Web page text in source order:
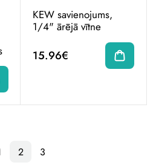
KEW savienojums,
1/4" ārējā vītne
15.96€
2 3